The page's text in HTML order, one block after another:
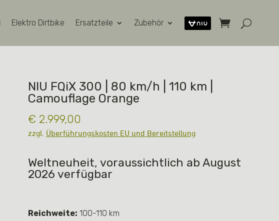
Elektro Dirtbike Ersatzteile Zubehör
NIU FQiX 300 | 80 km/h | 110 km |
Camouflage Orange
€ 2.999,00
zzgl. Überführungskosten EU und Bereitstellung
Weltneuheit, voraussichtlich ab August
2026 verfügbar
Reichweite: 100-110 km